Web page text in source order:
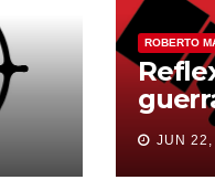
ROBERTO
JUN